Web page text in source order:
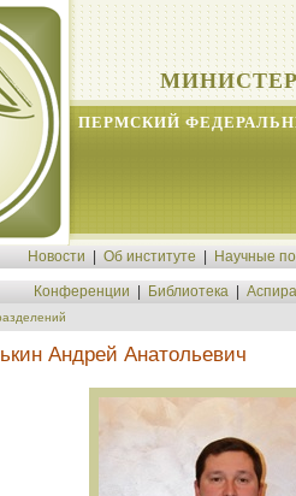
ПЕРМСКИЙ
Новости Об институте Научные
Конференции Библиотека
Андрей Анатольевич